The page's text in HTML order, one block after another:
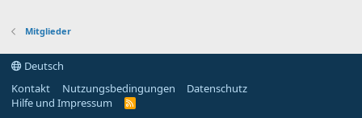
Mitglieder
Deutsch
Kontakt
Nutzungsbedingungen
Datenschutz
Hilfe und Impressum
R